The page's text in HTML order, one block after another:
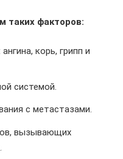
таких факторов:
корь, грипп и
системой.
с метастазами.
вызывающих